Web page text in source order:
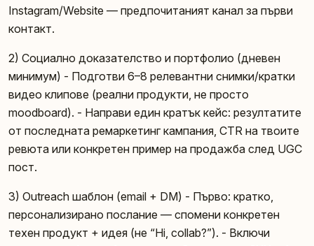
Instagram/Website — предпочитаният канал за първи
контакт.
2) Социално доказателство и портфолио (дневен
минимум) - Подготви 6–8 релевантни снимки/кратки
видео клипове (реални продукти, не просто
moodboard). - Направи един кратък кейс: резултатите
от последната ремаркетинг кампания, CTR на твоите
ревюта или конкретен пример на продажба след UGC
пост.
3) Outreach шаблон (email + DM) - Първо: кратко,
персонализирано послание — спомени конкретен
техен продукт + идея (не “Hi, collab?”). - Включи